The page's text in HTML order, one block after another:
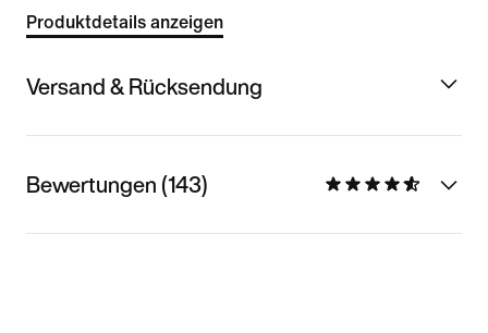
Produktdetails anzeigen
Versand & Rücksendung
Bewertungen (143)